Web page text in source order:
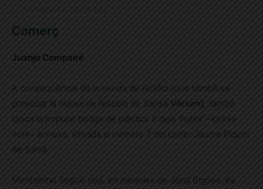
Comerç
Juanjo Compairé
A conseqüència de la venda de l’edifici (que també va
provocar la marxa de l’escola de dansa Vàrium) , també
tanca la popular botiga de plàstics o dels ‘hules’ –sense
nom– annexa, situada al número 7 del carrer Jaume Piquet
de Sarrià.
Montserrat Segué (qui, en paraules de Jordi Bigues, és